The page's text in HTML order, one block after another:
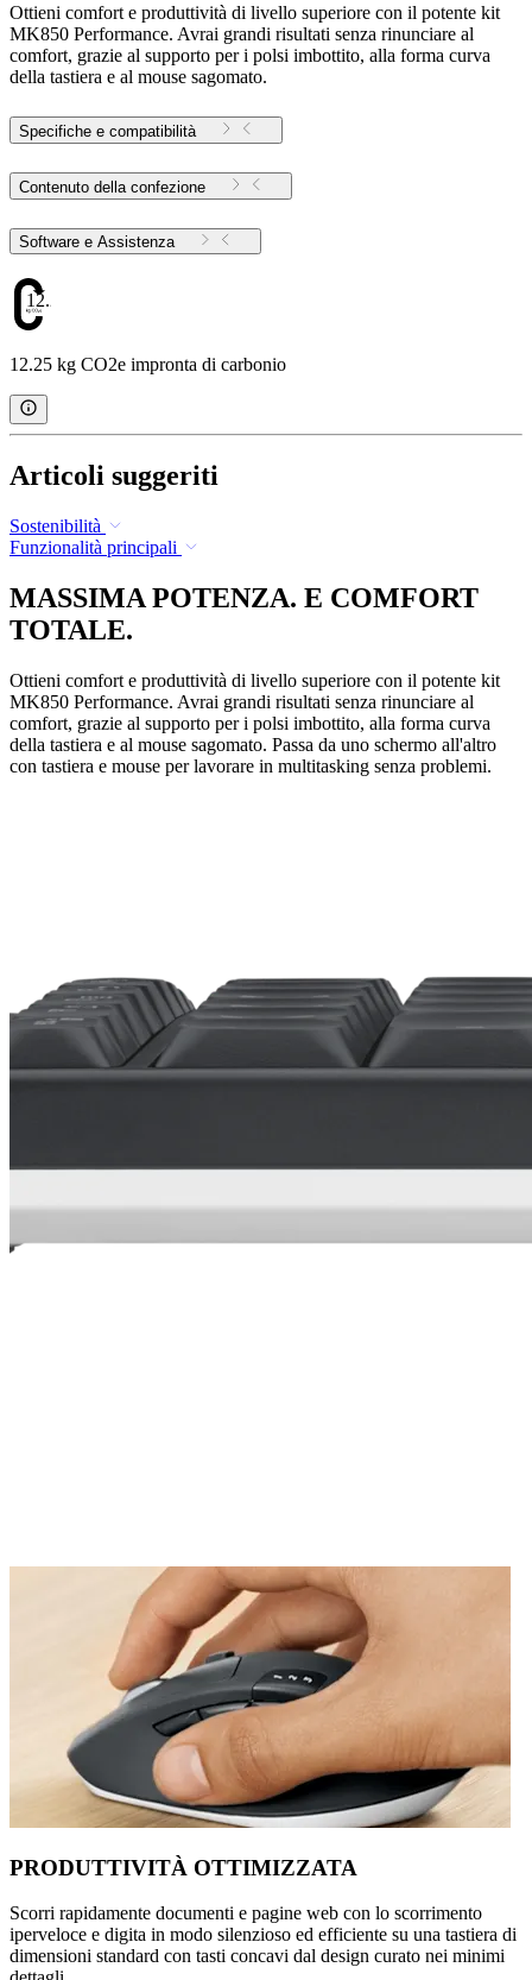
Ottieni comfort e produttività di livello superiore con il potente kit
MK850 Performance. Avrai grandi risultati senza rinunciare al
comfort, grazie al supporto per i polsi imbottito, alla forma curva
della tastiera e al mouse sagomato.
Specifiche e compatibilità
Contenuto della confezione
Software e Assistenza
12.25
12.25 kg CO2e impronta di carbonio
Articoli suggeriti
Sostenibilità
Funzionalità principali
MASSIMA POTENZA. E COMFORT
TOTALE.
Ottieni comfort e produttività di livello superiore con il potente kit
MK850 Performance. Avrai grandi risultati senza rinunciare al
comfort, grazie al supporto per i polsi imbottito, alla forma curva
della tastiera e al mouse sagomato. Passa da uno schermo all'altro
con tastiera e mouse per lavorare in multitasking senza problemi.
PRODUTTIVITÀ OTTIMIZZATA
Scorri rapidamente documenti e pagine web con lo scorrimento
iperveloce e digita in modo silenzioso ed efficiente su una tastiera di
dimensioni standard con tasti concavi dal design curato nei minimi